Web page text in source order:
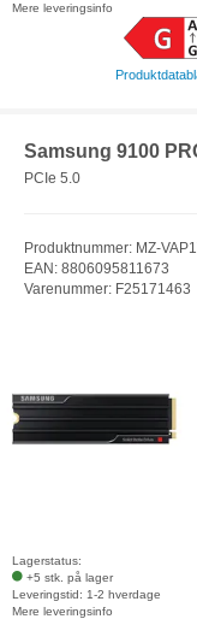
Mere leveringsinfo
Samsung 9100
PCIe 5.0
Produktnummer: MZ-
EAN: 8806095811673
Varenummer: F25171463
Lagerstatus:
+5 stk. på lager
Leveringstid: 1-2 hverdage
Mere leveringsinfo